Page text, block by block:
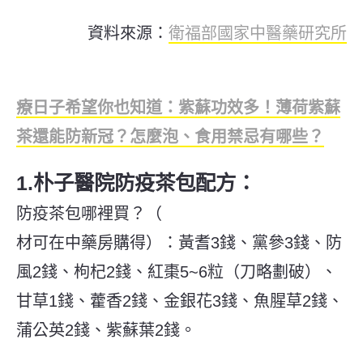
資料來源： 衛福部國家中醫藥研究所
療日子希望你也知道：紫蘇功效多！薄荷紫蘇
茶還能防新冠？怎麼泡、食用禁忌有哪些？
1.朴子醫院防疫茶包配方：
防疫茶包哪裡買？（
材可在中藥房購得）：黃耆3錢、黨參3錢、防
風2錢、枸杞2錢、紅棗5~6粒（刀略劃破）、
甘草1錢、藿香2錢、金銀花3錢、魚腥草2錢、
蒲公英2錢、紫蘇葉2錢。